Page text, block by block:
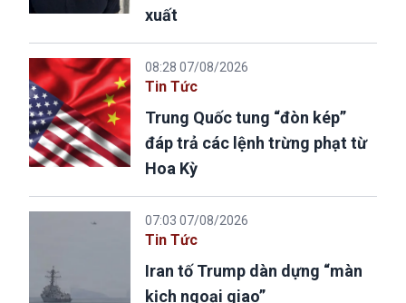
xuất
08:28 07/08/2026
Tin Tức
Trung Quốc tung “đòn kép”
đáp trả các lệnh trừng phạt từ
Hoa Kỳ
07:03 07/08/2026
Tin Tức
Iran tố Trump dàn dựng “màn
kịch ngoại giao”